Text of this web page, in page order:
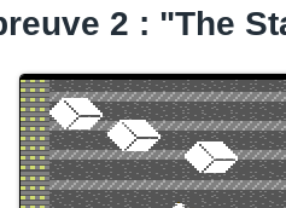
2 : "The